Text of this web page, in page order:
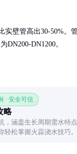
壁管高出30-50%。
DN200-DN1200。
· 安全可信
略
，涵盖生长周期需水特
轻松掌握火蒜浇水技巧。